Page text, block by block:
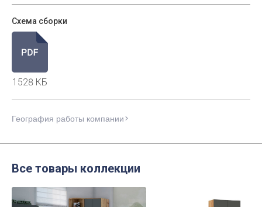
Схема сборки
1528 КБ
География работы компании
Все товары коллекции